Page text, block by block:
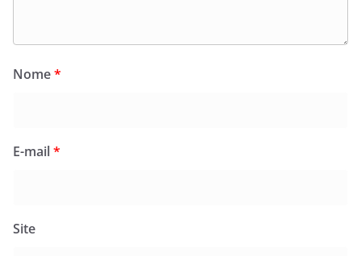
Nome*
E-mail*
Site